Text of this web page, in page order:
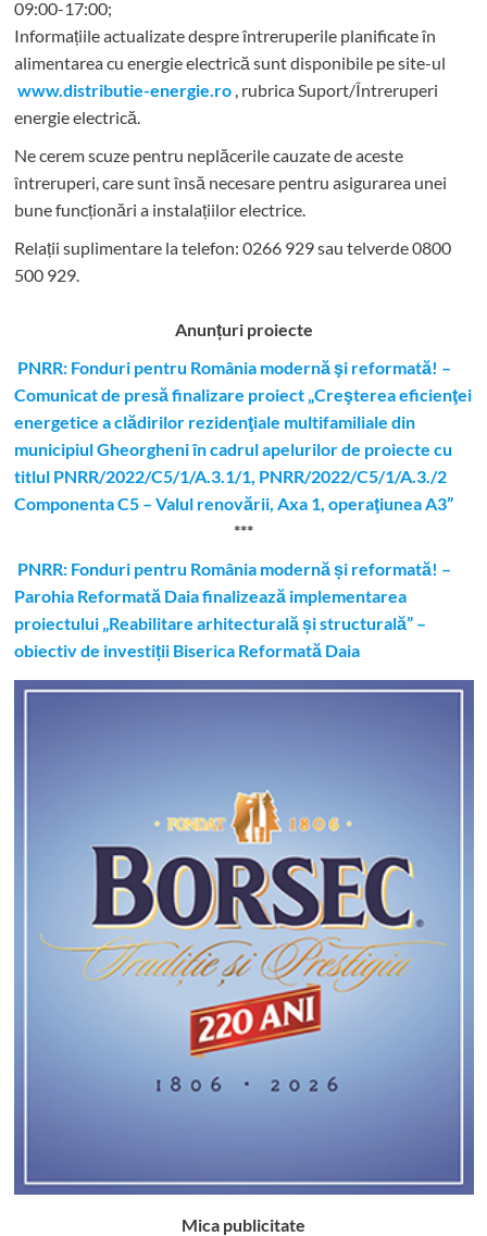
09:00-17:00;
Informațiile actualizate despre întreruperile planificate în
alimentarea cu energie electrică sunt disponibile pe site-ul
www.distributie-energie.ro , rubrica Suport/Întreruperi
energie electrică.
Ne cerem scuze pentru neplăcerile cauzate de aceste
întreruperi, care sunt însă necesare pentru asigurarea unei
bune funcționări a instalațiilor electrice.
Relații suplimentare la telefon: 0266 929 sau telverde 0800
500 929.
Anunțuri proiecte
PNRR: Fonduri pentru România modernă şi reformată! –
Comunicat de presă finalizare proiect „Creşterea eficienţei
energetice a clădirilor rezidenţiale multifamiliale din
municipiul Gheorgheni în cadrul apelurilor de proiecte cu
titlul PNRR/2022/C5/1/A.3.1/1, PNRR/2022/C5/1/A.3./2
Componenta C5 – Valul renovării, Axa 1, operaţiunea A3”
***
PNRR: Fonduri pentru România modernă și reformată! –
Parohia Reformată Daia finalizează implementarea
proiectului „Reabilitare arhitecturală și structurală” –
obiectiv de investiții Biserica Reformată Daia
Mica publicitate